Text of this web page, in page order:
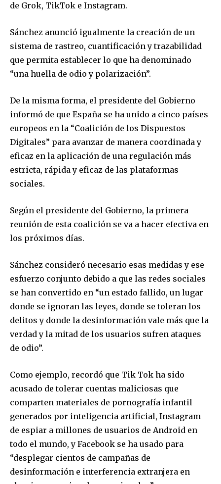
Join our community of
SUBSCRIBERS and be part of the
conversation.
To subscribe, simply enter your email address on our website
or click the subscribe button below. Don't worry, we respect
your privacy and won't spam your inbox. Your information is
safe with us.
SUBSCRIBE
I've read and accept the Privacy Policy.
de Grok, TikTok e Instagram.
Sánchez anunció igualmente la creación de un
sistema de rastreo, cuantificación y trazabilidad
que permita establecer lo que ha denominado
“una huella de odio y polarización”.
De la misma forma, el presidente del Gobierno
informó de que España se ha unido a cinco países
europeos en la “Coalición de los Dispuestos
Digitales” para avanzar de manera coordinada y
eficaz en la aplicación de una regulación más
estricta, rápida y eficaz de las plataformas
sociales.
Según el presidente del Gobierno, la primera
reunión de esta coalición se va a hacer efectiva en
los próximos días.
Sánchez consideró necesario esas medidas y ese
esfuerzo conjunto debido a que las redes sociales
se han convertido en “un estado fallido, un lugar
donde se ignoran las leyes, donde se toleran los
delitos y donde la desinformación vale más que la
verdad y la mitad de los usuarios sufren ataques
de odio”.
Como ejemplo, recordó que Tik Tok ha sido
acusado de tolerar cuentas maliciosas que
comparten materiales de pornografía infantil
generados por inteligencia artificial, Instagram
de espiar a millones de usuarios de Android en
todo el mundo, y Facebook se ha usado para
“desplegar cientos de campañas de
desinformación e interferencia extranjera en